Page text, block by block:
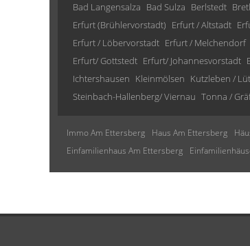
Bad Langensalza Bad Sulza Berlstedt
Erfurt (Brühlervorstadt) Erfurt / Altstadt
Erfurt / Löbervorstadt Erfurt / Melchendorf
Erfurt/ Gottstedt Erfurt/ Johannesvorstadt
Ichtershausen Kleinmölsen Kutzleben /
Steinbach-Hallenberg/ Viernau Tonna /
Immo Am Ettersberg Haus Am Ettersberg
Einfamilienhaus Am Ettersberg